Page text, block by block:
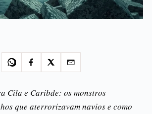
Cila e Caribde: os monstros
que aterrorizavam navios e como